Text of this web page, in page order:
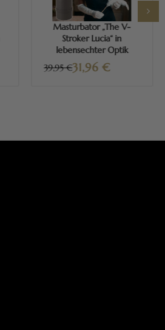
Masturbator „The V-
Stroker Lucia“ in
lebensechter Optik
39,95 €31,96€